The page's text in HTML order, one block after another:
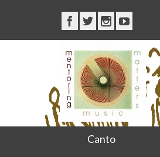
Canto